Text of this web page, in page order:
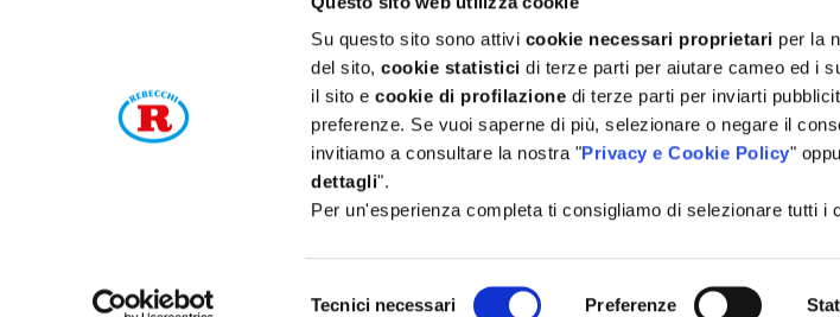
Su questo sito sono attivi cookie necessari proprietari per la
del sito,cookie statistici di terze parti per aiutare cameo ed i
il sito ecookie di profilazione di terze parti per inviarti
preferenze. Se vuoi saperne di più, selezionare o negare il
invitiamo a consultare la nostra "Privacy e Cookie Policy"
dettagli".
Per un'esperienza completa ti consigliamo di selezionare tutti i
Tecnici necessari Preferenze
© Rebecchi Food
Cookies & Privacy Policy
Dichiarazione di